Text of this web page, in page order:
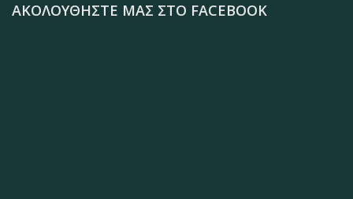
ΑΚΟΛΟΥΘΉΣΤΕ ΜΑΣ ΣΤΟ FACEBOOK